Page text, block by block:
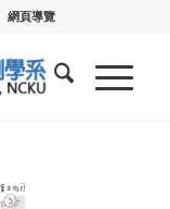
網頁導覽